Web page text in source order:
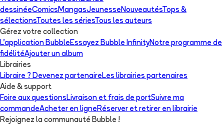
dessinéeComicsMangasJeunesseNouveautésTops &
sélectionsToutes les sériesTous les auteurs
Gérez votre collection
L'application BubbleEssayez Bubble InfinityNotre programme de
fidélitéAjouter un album
Librairies
Libraire ? Devenez partenaireLes librairies partenaires
Aide & support
Foire aux questionsLivraison et frais de portSuivre ma
commandeAcheter en ligneRéserver et retirer en librairie
Rejoignez la communauté Bubble !